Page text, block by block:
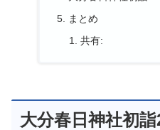
まとめ
共有:
大分春日神社初